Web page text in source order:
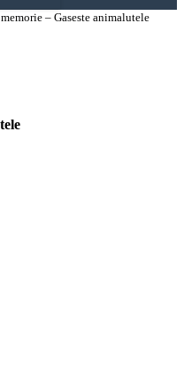
– Gaseste animalutele